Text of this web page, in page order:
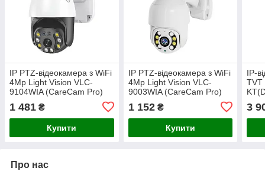
IP PTZ-відеокамера з WiFi
4Mp Light Vision VLC-
9104WIA (CareCam Pro)
підсвічування, з
мікрофоном (75-00355)
1 481 ₴
Купити
IP PTZ-відеокамера з WiFi
4Mp Light Vision VLC-
9003WIA (CareCam Pro)
підсвічування, з
мікрофоном (75-00356)
1 152₴
Купити
IP-
TVT
3
Про нас